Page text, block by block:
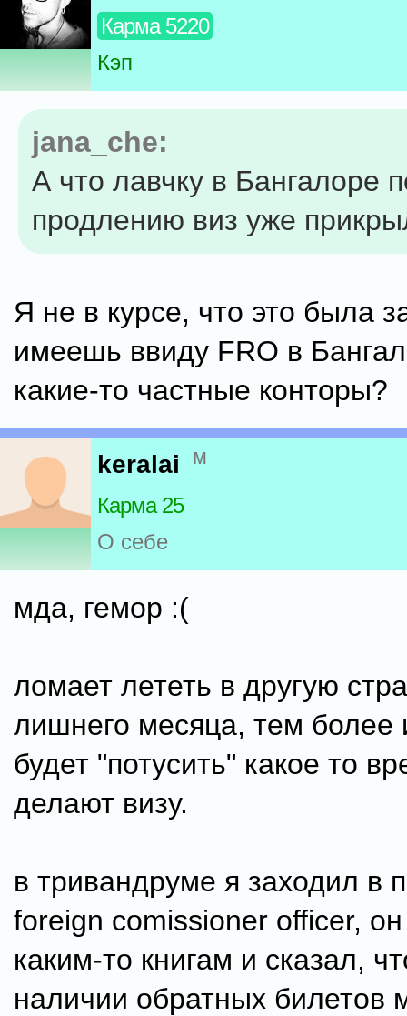
Карма 5220
Кэп
jana_che:
А что лавчку в Бангалоре
продлению виз уже
Я не в курсе, что это была
имеешь ввиду FRO в
какие-то частные конторы?
keralai м
Карма 25
О себе
мда, гемор :(
ломает лететь в другую
лишнего месяца, тем более
будет "потусить" какое то
делают визу.
в тривандруме я заходил в
foreign comissioner officer,
каким-то книгам и сказал,
наличии обратных билетов